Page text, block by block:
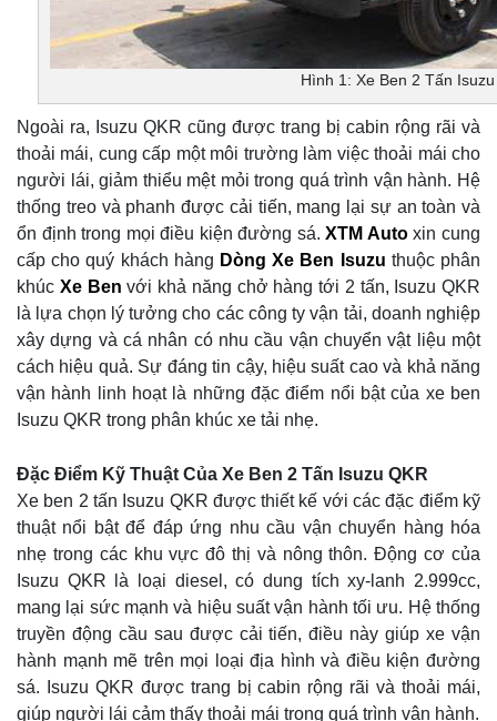
Hình 1: Xe Ben 2 Tấn Isuzu
Ngoài ra, Isuzu QKR cũng được trang bị cabin rộng rãi và
thoải mái, cung cấp một môi trường làm việc thoải mái cho
người lái, giảm thiểu mệt mỏi trong quá trình vận hành. Hệ
thống treo và phanh được cải tiến, mang lại sự an toàn và
ổn định trong mọi điều kiện đường sá.XTM Auto xin cung
cấp cho quý khách hàng Dòng Xe Ben Isuzu thuộc phân
khúc Xe Ben với khả năng chở hàng tới 2 tấn, Isuzu QKR
là lựa chọn lý tưởng cho các công ty vận tải, doanh nghiệp
xây dựng và cá nhân có nhu cầu vận chuyển vật liệu một
cách hiệu quả. Sự đáng tin cậy, hiệu suất cao và khả năng
vận hành linh hoạt là những đặc điểm nổi bật của xe ben
Isuzu QKR trong phân khúc xe tải nhẹ.
Đặc Điểm Kỹ Thuật Của Xe Ben 2 Tấn Isuzu QKR
Xe ben 2 tấn Isuzu QKR được thiết kế với các đặc điểm kỹ
thuật nổi bật để đáp ứng nhu cầu vận chuyển hàng hóa
nhẹ trong các khu vực đô thị và nông thôn. Động cơ của
Isuzu QKR là loại diesel, có dung tích xy-lanh 2.999cc,
mang lại sức mạnh và hiệu suất vận hành tối ưu. Hệ thống
truyền động cầu sau được cải tiến, điều này giúp xe vận
hành mạnh mẽ trên mọi loại địa hình và điều kiện đường
sá. Isuzu QKR được trang bị cabin rộng rãi và thoải mái,
giúp người lái cảm thấy thoải mái trong quá trình vận hành.